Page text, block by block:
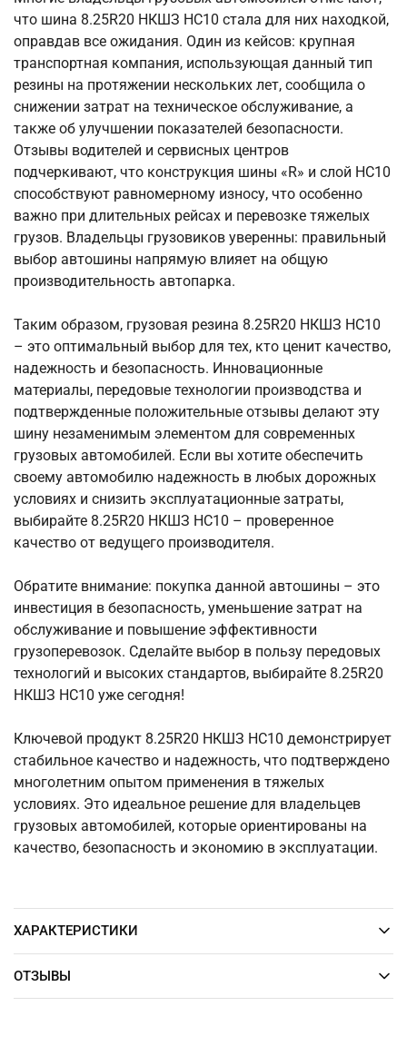
что шина 8.25R20 НКШЗ НС10 стала для них находкой,
оправдав все ожидания. Один из кейсов: крупная
транспортная компания, использующая данный тип
резины на протяжении нескольких лет, сообщила о
снижении затрат на техническое обслуживание, а
также об улучшении показателей безопасности.
Отзывы водителей и сервисных центров
подчеркивают, что конструкция шины «R» и слой НС10
способствуют равномерному износу, что особенно
важно при длительных рейсах и перевозке тяжелых
грузов. Владельцы грузовиков уверенны: правильный
выбор автошины напрямую влияет на общую
производительность автопарка.
Таким образом, грузовая резина 8.25R20 НКШЗ НС10
– это оптимальный выбор для тех, кто ценит качество,
надежность и безопасность. Инновационные
материалы, передовые технологии производства и
подтвержденные положительные отзывы делают эту
шину незаменимым элементом для современных
грузовых автомобилей. Если вы хотите обеспечить
своему автомобилю надежность в любых дорожных
условиях и снизить эксплуатационные затраты,
выбирайте 8.25R20 НКШЗ НС10 – проверенное
качество от ведущего производителя.
Обратите внимание: покупка данной автошины – это
инвестиция в безопасность, уменьшение затрат на
обслуживание и повышение эффективности
грузоперевозок. Сделайте выбор в пользу передовых
технологий и высоких стандартов, выбирайте 8.25R20
НКШЗ НС10 уже сегодня!
Ключевой продукт 8.25R20 НКШЗ НС10 демонстрирует
стабильное качество и надежность, что подтверждено
многолетним опытом применения в тяжелых
условиях. Это идеальное решение для владельцев
грузовых автомобилей, которые ориентированы на
качество, безопасность и экономию в эксплуатации.
ХАРАКТЕРИСТИКИ
ОТЗЫВЫ